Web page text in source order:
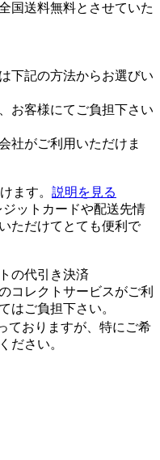
国送料無料とさせていた
下記の方法からお選びい
お客様にてご負担下さい
社がご利用いただけま
ます。 説明を見る
ットカードや配送先情
ただけてとても便利で
の代引き決済
コレクトサービスがご利
はご負担下さい。
ておりますが、特にご希
ださい。